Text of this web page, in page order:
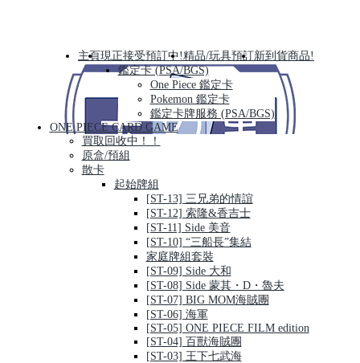
主頁現正接受預訂中!精品/玩具預訂新到貨商品!
鑑定卡 (PSA/BGS)
One Piece 鑑定卡
Pokemon 鑑定卡
鑑定卡牌服務 (PSA/BGS)
ONE PIECE CARD GAME
買取回收中！！
原盒/預組
散卡
起始牌組
[ST-13] 三兄弟的情誼
[ST-12] 索隆&香吉士
[ST-11] Side 美音
[ST-10] “三船長”集結
家庭牌組套裝
[ST-09] Side 大和
[ST-08] Side 蒙其・D・魯夫
[ST-07] BIG MOM海賊團
[ST-06] 海軍
[ST-05] ONE PIECE FILM edition
[ST-04] 百獸海賊團
[ST-03] 王下七武海